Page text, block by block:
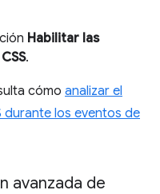
Habilitar las
.
cómo analizar el
durante los eventos de
avanzada de